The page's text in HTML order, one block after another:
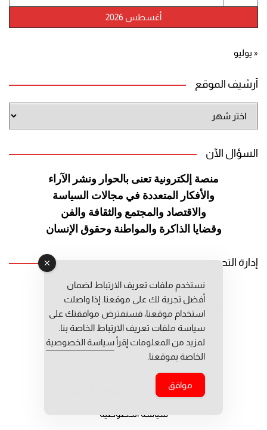
أغسطس 2026
« يوليو
أرشيف الموقع
الموقع
السؤال الآن
منصة إلكترونية تعنى بالحوار ونشر الآراء
والأفكار المتعددة في مجالات السياسة
والاقتصاد والمجتمع والثقافة والفن
وقضايا الذاكرة والمواطنة وحقوق الإنسان
إدارة التحرير
رئيس التحرير: عبد الرحيم التوراني
رئيس التحرير المساعد: المعطي قبال
مديرة التحرير: فاطمة حوحو
جميع حقوق النشر محفوظة © 2026
سياسة الخصوصية
نستخدم ملفات تعريف الارتباط لضمان
أفضل تجربة لك على موقعنا. إذا واصلت
استخدام موقعنا، فسنفترض موافقتك على
سياسة ملفات تعريف الارتباط الخاصة بنا.
لمزيد من المعلومات إقرأ سياسة الخصوصية
الخاصة بموقعنا.
موافق